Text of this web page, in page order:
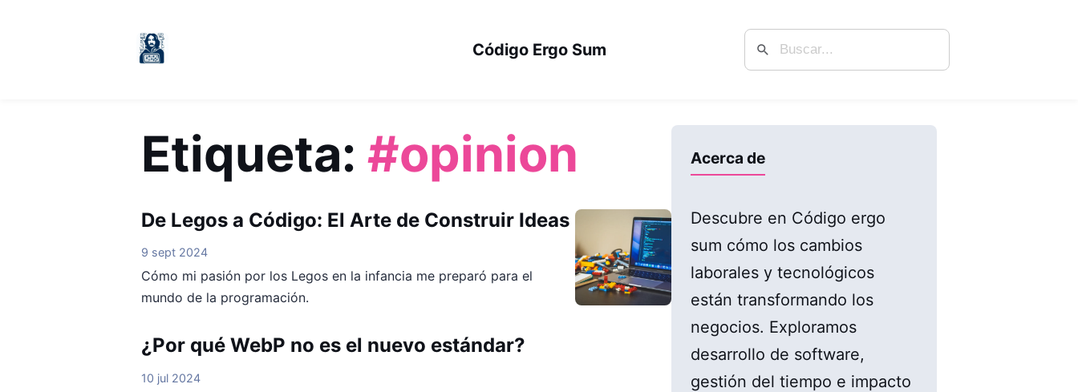
Código Ergo Sum
Etiqueta: #opinion
De Legos a Código: El Arte de Construir Ideas
9 sept 2024
Cómo mi pasión por los Legos en la infancia me preparó para el
mundo de la programación.
¿Por qué WebP no es el nuevo estándar?
10 jul 2024
Acerca de
Descubre en Código ergo
sum cómo los cambios
laborales y tecnológicos
están transformando los
negocios. Exploramos
desarrollo de software,
gestión del tiempo e impacto